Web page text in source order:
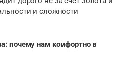
и сложности
почему нам комфортно в